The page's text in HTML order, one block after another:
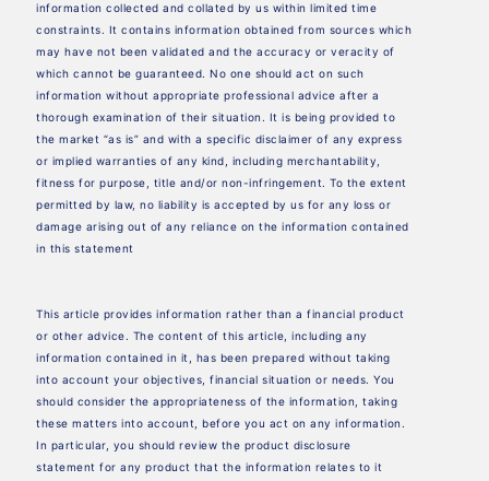
information collected and collated by us within limited time
constraints. It contains information obtained from sources which
may have not been validated and the accuracy or veracity of
which cannot be guaranteed. No one should act on such
information without appropriate professional advice after a
thorough examination of their situation. It is being provided to
the market “as is” and with a specific disclaimer of any express
or implied warranties of any kind, including merchantability,
fitness for purpose, title and/or non-infringement. To the extent
permitted by law, no liability is accepted by us for any loss or
damage arising out of any reliance on the information contained
in this statement
This article provides information rather than a financial product
or other advice. The content of this article, including any
information contained in it, has been prepared without taking
into account your objectives, financial situation or needs. You
should consider the appropriateness of the information, taking
these matters into account, before you act on any information.
In particular, you should review the product disclosure
statement for any product that the information relates to it